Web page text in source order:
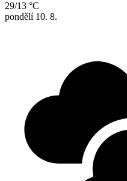
29/13 °C
pondělí 10. 8.